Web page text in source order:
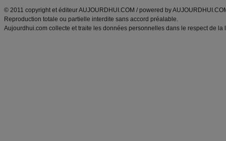
© 2011 copyright et éditeur AUJOURDHUI.COM / powered by
Reproduction totale ou partielle interdite sans accord préalable.
Aujourdhui.com collecte et traite les données personnelles dans le respect de